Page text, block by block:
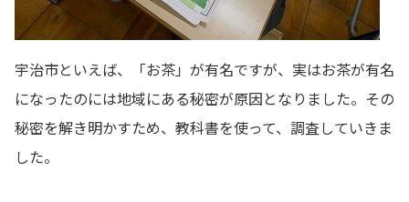
宇治市といえば、「お茶」が有名ですが、実はお茶が有名
になったのには地域にある秘密が原因となりました。その
秘密を解き明かすため、教科書を使って、調査していきま
した。